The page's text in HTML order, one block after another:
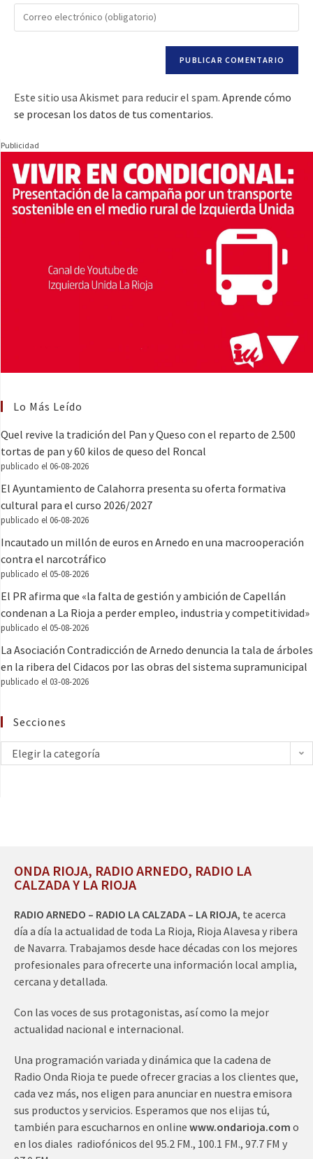
Este sitio usa Akismet para reducir el spam. Aprende cómo
se procesan los datos de tus comentarios.
Publicidad
Lo Más Leído
Quel revive la tradición del Pan y Queso con el reparto de 2.500
tortas de pan y 60 kilos de queso del Roncal
publicado el 06-08-2026
El Ayuntamiento de Calahorra presenta su oferta formativa
cultural para el curso 2026/2027
publicado el 06-08-2026
Incautado un millón de euros en Arnedo en una macrooperación
contra el narcotráfico
publicado el 05-08-2026
El PR afirma que «la falta de gestión y ambición de Capellán
condenan a La Rioja a perder empleo, industria y competitividad»
publicado el 05-08-2026
La Asociación Contradicción de Arnedo denuncia la tala de árboles
en la ribera del Cidacos por las obras del sistema supramunicipal
publicado el 03-08-2026
Secciones
Elegir la categoría
ONDA RIOJA, RADIO ARNEDO, RADIO LA
CALZADA Y LA RIOJA
RADIO ARNEDO – RADIO LA CALZADA – LA RIOJA, te acerca
día a día la actualidad de toda La Rioja, Rioja Alavesa y ribera
de Navarra. Trabajamos desde hace décadas con los mejores
profesionales para ofrecerte una información local amplia,
cercana y detallada.
Con las voces de sus protagonistas, así como la mejor
actualidad nacional e internacional.
Una programación variada y dinámica que la cadena de
Radio Onda Rioja te puede ofrecer gracias a los clientes que,
cada vez más, nos eligen para anunciar en nuestra emisora
sus productos y servicios. Esperamos que nos elijas tú,
también para escucharnos en online www.ondarioja.com o
en los diales radiofónicos del 95.2 FM., 100.1 FM., 97.7 FM y